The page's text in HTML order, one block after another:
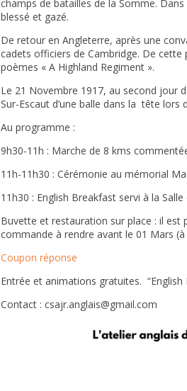
champs de batailles de la Somme.
blessé et gazé.
De retour en Angleterre, après une
cadets officiers de Cambridge. De
poèmes « A Highland Regiment ».
Le 21 Novembre 1917, au second jour
Sur-Escaut d’une balle dans la tête lors
Au programme :
9h30-11h : Marche de 8 kms
11h-11h30 : Cérémonie au mémorial
11h30 : English Breakfast servi à la
Buvette et restauration sur place : il est
commande à rendre avant le 01 Mars (à
Coupon réponse
Entrée et animations gratuites.
Contact : csajr.anglais@gmail.com